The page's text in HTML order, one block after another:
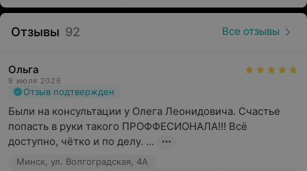
усиления)
Ультразвуковая диагностика (УЗИ)
— невролог
— ревматолог
— ортопед
Для постоянных клиентов предусмотрены скидки и
действует программа лояльности с гибкими условиями.
IMRED (ИМРЭД) ориентирован на комплексный подход
Отзывы 92 Все отзывы
Ольга
9 июля 2026
Отзыв подтвержден
Были на консультации у Олега Леонидовича. Счастье
попасть в руки такого ПРОФФЕСИОНАЛА!!! Всё
доступно, чётко и по делу. ...
Минск, ул. Волгоградская, 4А